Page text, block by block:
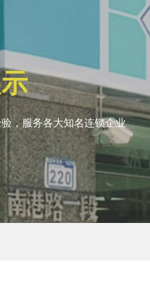
，服务各大知名连锁企业